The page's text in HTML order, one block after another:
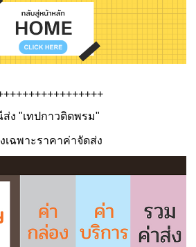
ง "เทปกาวติดพรม"
เฉพาะราคาค่าจัดส่ง